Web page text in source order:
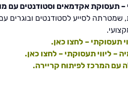
– תעסוקת אקדמאים וסטודנטים עם
שמטרתה לסייע לסטודנטים
תעסוקתי – לחצו כאן.
– ליווי תעסוקתי – לחצו כאן.
עם המרכז לפיתוח קריירה.